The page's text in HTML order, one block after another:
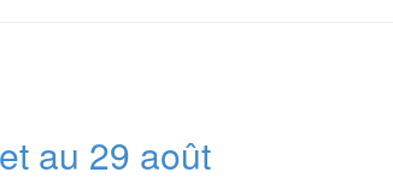
au 29 août